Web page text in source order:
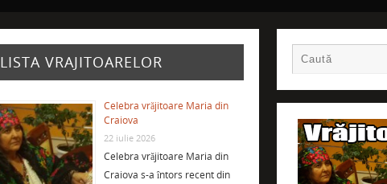
LISTA VRAJITOARELOR
Celebra vrăjitoare Maria din
Craiova
22 iulie 2026
Celebra vrăjitoare Maria din
Craiova s-a întors recent din